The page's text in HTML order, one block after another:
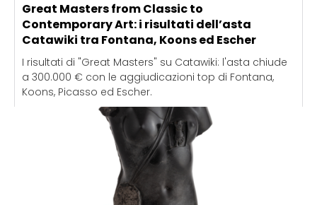
Great Masters from Classic to
Contemporary Art: i risultati dell’asta
Catawiki tra Fontana, Koons ed Escher
I risultati di "Great Masters" su Catawiki: l'asta chiude
a 300.000 € con le aggiudicazioni top di Fontana,
Koons, Picasso ed Escher.